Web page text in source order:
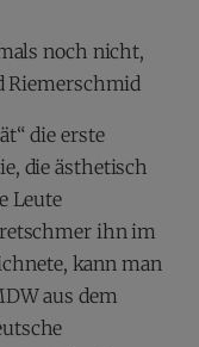
noch nicht,
Riemerschmid
die erste
die ästhetisch
Leute
ihn im
kann man
aus dem